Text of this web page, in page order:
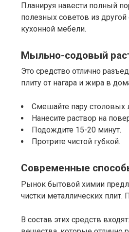
Планируя навести полный
полезных советов из
кухонной мебели.
Мыльно-содовый
Это средство отлично
плиту от нагара и жира в
Смешайте пару
Нанесите раствор на
Подождите 15-20 минут.
Протрите чистой губкой.
Современные
Рынок бытовой химии
чистки металлических плит.
В состав этих средств